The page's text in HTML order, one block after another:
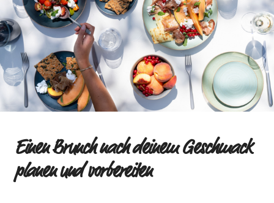
Einen Brunch nach deinem Geschmack
planen und vorbereiten
Die Kunst eines gelungenen Brunchs liegt in der
Balance der Speisen. Für das perfekte
Beisammensein am Morgen solltest du eine
Gerichtenzusammenstellen. Ein gemeinsamer Sekt
oder Orangensaft zum Anstoßen rundet festliche
Anlässe ab. An heißen Sommertagen sind fruchtige